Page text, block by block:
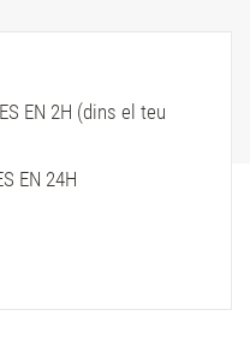
EN 2H (dins el teu
EN 24H